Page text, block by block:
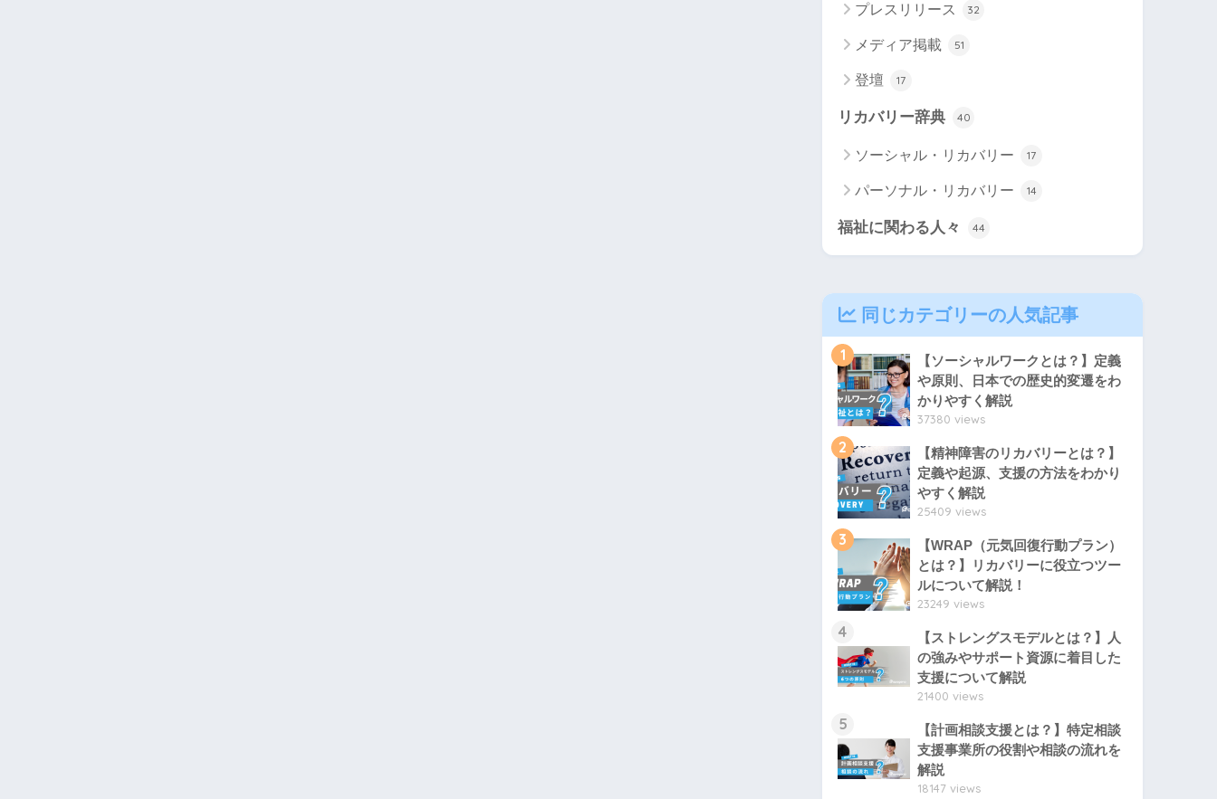
プレスリリース 32
メディア掲載 51
登壇 17
リカバリー辞典 40
ソーシャル・リカバリー 17
パーソナル・リカバリー 14
福祉に関わる人々 44
同じカテゴリーの人気記事
1
【ソーシャルワークとは？】定義
や原則、日本での歴史的変遷をわ
かりやすく解説
37380 views
2
【精神障害のリカバリーとは？】
定義や起源、支援の方法をわかり
やすく解説
25409 views
3
【WRAP（元気回復行動プラン）
とは？】リカバリーに役立つツー
ルについて解説！
23249 views
4
【ストレングスモデルとは？】人
の強みやサポート資源に着目した
支援について解説
21400 views
5
【計画相談支援とは？】特定相談
支援事業所の役割や相談の流れを
解説
18147 views